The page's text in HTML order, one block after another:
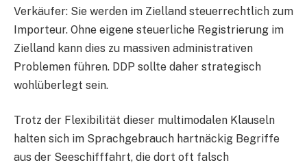
Verkäufer: Sie werden im Zielland steuerrechtlich zum
Importeur. Ohne eigene steuerliche Registrierung im
Zielland kann dies zu massiven administrativen
Problemen führen. DDP sollte daher strategisch
wohlüberlegt sein.
Trotz der Flexibilität dieser multimodalen Klauseln
halten sich im Sprachgebrauch hartnäckig Begriffe
aus der Seeschifffahrt, die dort oft falsch